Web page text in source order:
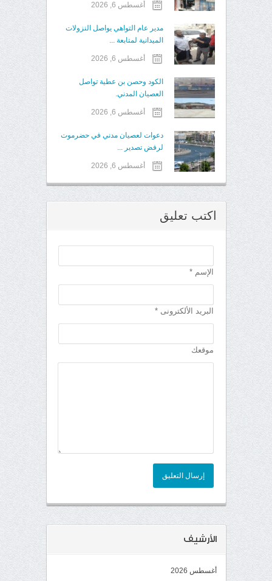
أغسطس 6, 2026
مدير عام التواهي يواصل النزولات
الميدانية لمتابعة ...
أغسطس 6, 2026
الكود وحصن بن عطية تواصل
العصيان المدني.
أغسطس 6, 2026
دعوات لعصيان مدني في حضرموت
لرفض تصدير ...
أغسطس 6, 2026
اكتب تعليق
الإسم *
البريد الألكترونى *
موقعك
إرسال التعليق
الأرشيف
أغسطس 2026